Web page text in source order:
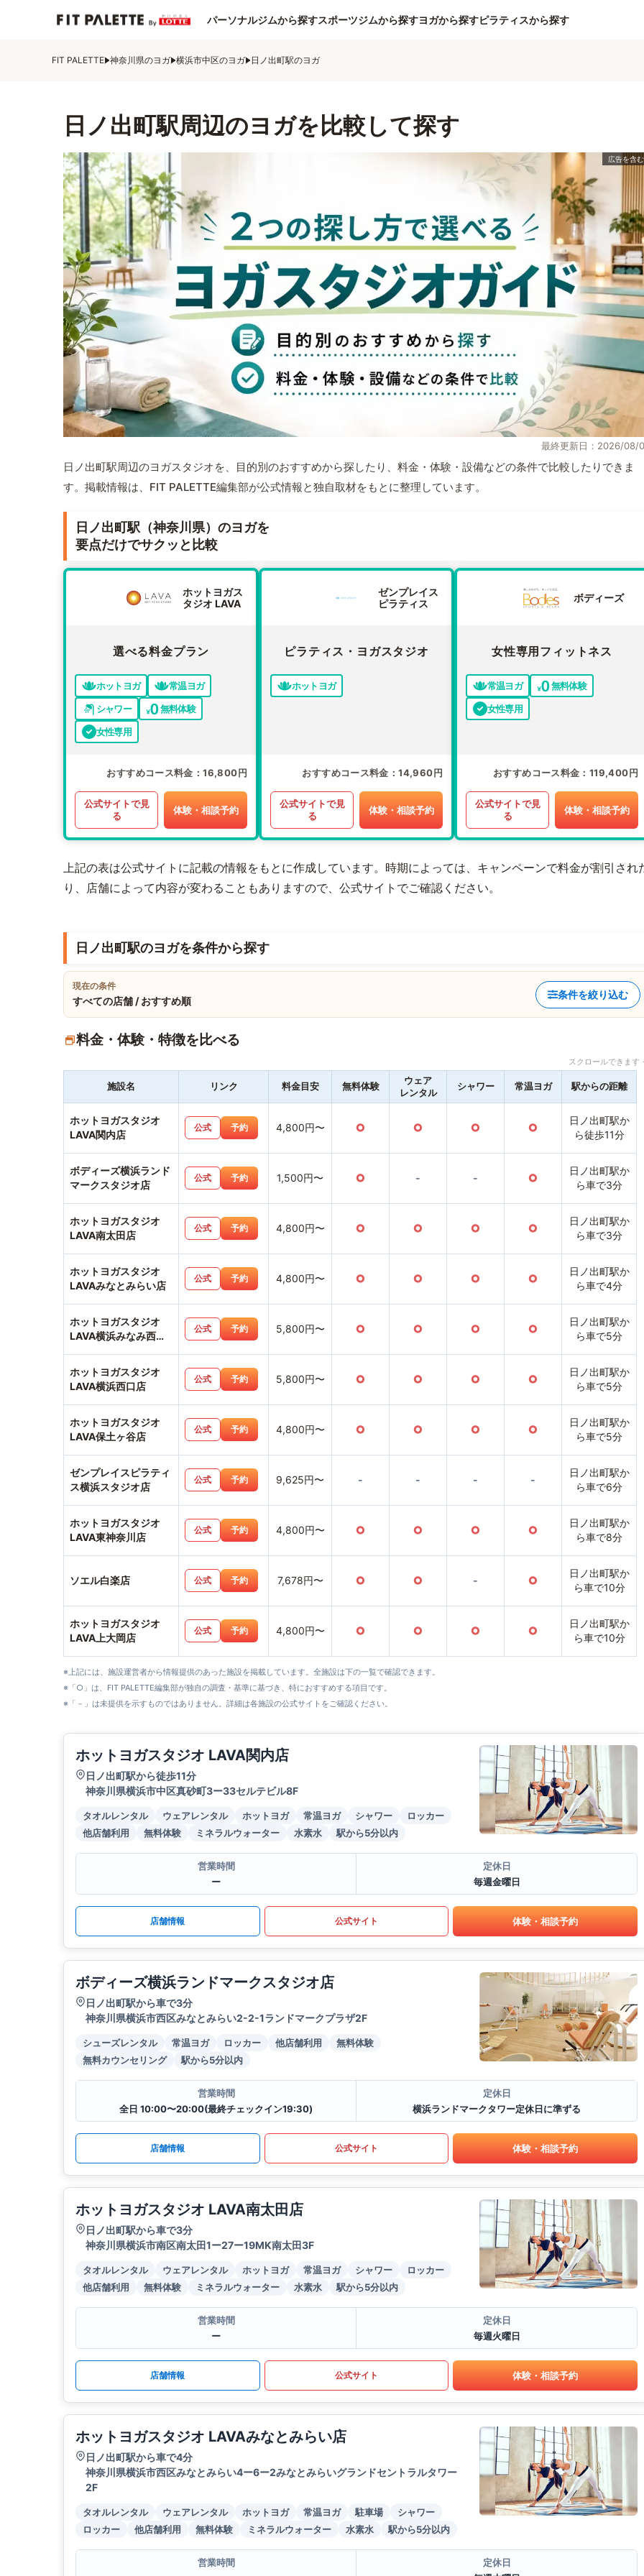
パーソナルジムから探すスポーツジムから探すヨガから探すピラティスから探す
FIT PALETTE 神奈川県のヨガ 横浜市中区のヨガ 日ノ出町駅のヨガ
日ノ出町駅周辺のヨガを比較して探す
最終更新日：2026/08/
日ノ出町駅周辺のヨガスタジオを、目的別のおすすめから探したり、料金・体験・設備などの条件で比較したりできま
す。掲載情報は、FIT PALETTE編集部が公式情報と独自取材をもとに整理しています。
日ノ出町駅（神奈川県）のヨガを
要点だけでサクッと比較
ホットヨガス
タジオ LAVA
選べる料金プラン
ホットヨガ
常温ヨガ
シャワー
無料体験
女性専用
おすすめコース料金 16,800円
公式サイトで見
る
体験・相談予約
ゼンプレイス
ピラティス
ピラティス・ヨガスタジオ
ホットヨガ
おすすめコース料金 14,960円
公式サイトで見
る
体験・相談予約
ボディーズ
女性専用フィットネス
常温ヨガ
無料体験
女性専用
おすすめコース料金 119,400円
公式サイトで見
る
体験・相談予約
上記の表は公式サイトに記載の情報をもとに作成しています。時期によっては、キャンペーンで料金が割引され
り、店舗によって内容が変わることもありますので、公式サイトでご確認ください。
日ノ出町駅のヨガを条件から探す
現在の条件
すべての店舗 / おすすめ順
条件を絞り込む
料金・体験・特徴を比べる
スクロールできま
施設名 リンク 料金目安 無料体験
ウェア
レンタル
シャワー 常温ヨガ 駅からの距離
ホットヨガスタジオ
LAVA関内店
公式 予約 4,800円〜 ○ ○ ○ ○
日ノ出町駅か
ら徒歩11分
ボディーズ横浜ランド
マークスタジオ店
公式 予約 1,500円〜 ○ - - ○
日ノ出町駅か
ら車で3分
ホットヨガスタジオ
LAVA南太田店
公式 予約 4,800円〜 ○ ○ ○ ○
日ノ出町駅か
ら車で3分
ホットヨガスタジオ
LAVAみなとみらい店
公式 予約 4,800円〜 ○ ○ ○ ○
日ノ出町駅か
ら車で4分
ホットヨガスタジオ
LAVA横浜みなみ西口
公式 予約 5,800円〜 ○ ○ ○ ○
日ノ出町駅か
ら車で5分
ホットヨガスタジオ
LAVA横浜西口店
公式 予約 5,800円〜 ○ ○ ○ ○
日ノ出町駅か
ら車で5分
ホットヨガスタジオ
LAVA保土ヶ谷店
公式 予約 4,800円〜 ○ ○ ○ ○
日ノ出町駅か
ら車で5分
ゼンプレイスピラティ
ス横浜スタジオ店
公式 予約 9,625円〜 - - - -
日ノ出町駅か
ら車で6分
ホットヨガスタジオ
LAVA東神奈川店
公式 予約 4,800円〜 ○ ○ ○ ○
日ノ出町駅か
ら車で8分
ソエル白楽店 公式 予約 7,678円〜 ○ ○ - ○
日ノ出町駅か
ら車で10分
ホットヨガスタジオ
LAVA上大岡店
公式 予約 4,800円〜 ○ ○ ○ ○
日ノ出町駅か
ら車で10分
※上記には、施設運営者から情報提供のあった施設を掲載しています。全施設は下の一覧で確認できます。
※「○」は、FIT PALETTE編集部が独自の調査・基準に基づき、特におすすめする項目です。
※「－」は未提供を示すものではありません。詳細は各施設の公式サイトをご確認ください。
ホットヨガスタジオ LAVA関内店
日ノ出町駅から徒歩11分
神奈川県横浜市中区真砂町3ー33セルテビル8F
タオルレンタル ウェアレンタル ホットヨガ 常温ヨガ シャワー
ロッカー
他店舗利用
無料体験 ミネラルウォーター 水素水 駅から5分以内
営業時間
ー
定休日
毎週金曜日
店舗情報 公式サイト 体験・相談予約
ボディーズ横浜ランドマークスタジオ店
日ノ出町駅から車で3分
神奈川県横浜市西区みなとみらい2-2-1ランドマークプラザ2F
シューズレンタル 常温ヨガ ロッカー 他店舗利用
無料体験
無料カウンセリング
駅から5分以内
営業時間
全日 10:00〜20:00(最終チェックイン19:30)
定休日
横浜ランドマークタワー定休日に準ずる
店舗情報 公式サイト 体験・相談予約
ホットヨガスタジオ LAVA南太田店
日ノ出町駅から車で3分
神奈川県横浜市南区南太田1ー27ー19MK南太田3F
タオルレンタル ウェアレンタル ホットヨガ 常温ヨガ シャワー
ロッカー
他店舗利用
無料体験 ミネラルウォーター 水素水 駅から5分以内
営業時間
ー
定休日
毎週火曜日
店舗情報 公式サイト 体験・相談予約
ホットヨガスタジオ LAVAみなとみらい店
日ノ出町駅から車で4分
神奈川県横浜市西区みなとみらい4ー6ー2みなとみらいグランドセントラルタワー
2F
タオルレンタル ウェアレンタル ホットヨガ 常温ヨガ 駐車場
シャワー
ロッカー
他店舗利用 無料体験 ミネラルウォーター 水素水 駅から5分以内
営業時間
定休日